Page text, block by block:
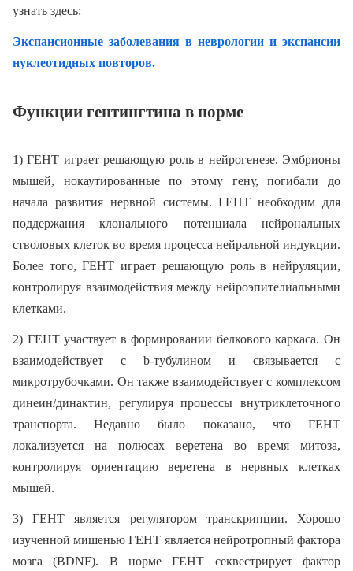
узнать здесь:
Экспансионные заболевания в неврологии и экспансии
нуклеотидных повторов.
Функции гентингтина в норме
1) ГЕНТ играет решающую роль в нейрогенезе. Эмбрионы
мышей, нокаутированные по этому гену, погибали до
начала развития нервной системы. ГЕНТ необходим для
поддержания клонального потенциала нейрональных
стволовых клеток во время процесса нейральной индукции.
Более того, ГЕНТ играет решающую роль в нейруляции,
контролируя взаимодействия между нейроэпителиальными
клетками.
2) ГЕНТ участвует в формировании белкового каркаса. Он
взаимодействует с b-тубулином и связывается с
микротрубочками. Он также взаимодействует с комплексом
динеин/динактин, регулируя процессы внутриклеточного
транспорта. Недавно было показано, что ГЕНТ
локализуется на полюсах веретена во время митоза,
контролируя ориентацию веретена в нервных клетках
мышей.
3) ГЕНТ является регулятором транскрипции. Хорошо
изученной мишенью ГЕНТ является нейротропный фактора
мозга (BDNF). В норме ГЕНТ секвестрирует фактор